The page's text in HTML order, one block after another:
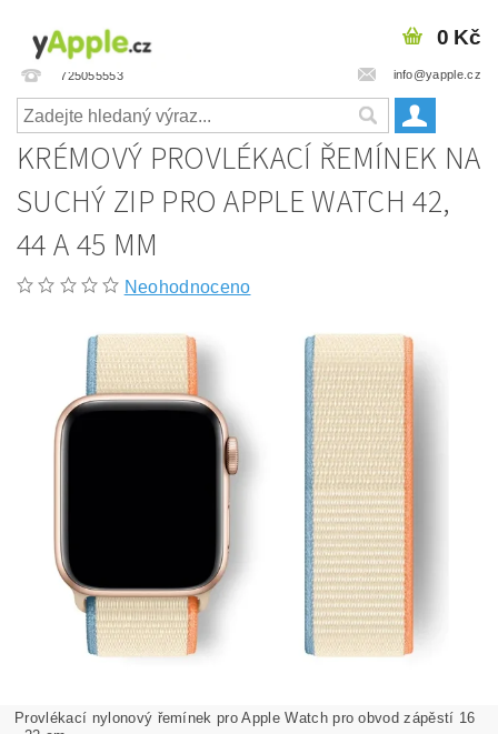
725055553 info@yapple.cz
0 Kč
KRÉMOVÝ PROVLÉKACÍ ŘEMÍNEK NA
SUCHÝ ZIP PRO APPLE WATCH 42,
44 A 45 MM
Neohodnoceno
Provlékací nylonový řemínek pro Apple Watch pro obvod zápěstí 16